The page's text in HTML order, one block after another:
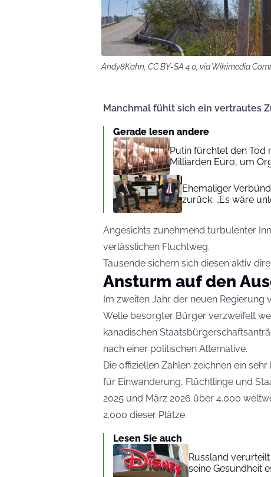
Andy8Kahn, CC BY-SA 4.0, via Wikimedia
Manchmal fühlt sich ein vertrautes
Gerade lesen andere
Putin fürchtet den Tod
Milliarden Euro, um
Ehemaliger
zurück: „Es wäre
Angesichts zunehmend turbulenter
verlässlichen Fluchtweg.
Tausende sichern sich diesen aktiv
Ansturm auf den
Im zweiten Jahr der neuen
Welle besorgter Bürger verzweifelt
kanadischen
nach einer politischen Alternative.
Die offiziellen Zahlen zeichnen ein
für Einwanderung, Flüchtlinge und
2025 und März 2026 über 4.000
2.000 dieser Plätze.
Lesen Sie auch
Russland
seine Gesundheit